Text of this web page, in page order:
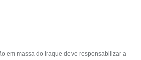
em massa do Iraque deve responsabilizar a